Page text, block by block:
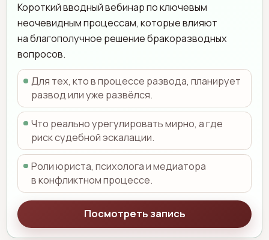
Короткий вводный вебинар по ключевым
неочевидным процессам, которые влияют
на благополучное решение бракоразводных
вопросов.
Для тех, кто в процессе развода, планирует
развод или уже развёлся.
Что реально урегулировать мирно, а где
риск судебной эскалации.
Роли юриста, психолога и медиатора
в конфликтном процессе.
Посмотреть запись